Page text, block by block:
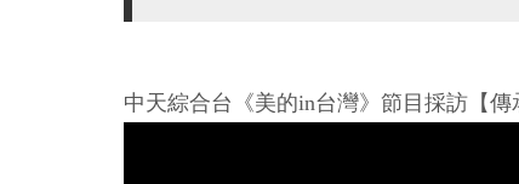
中天綜合台《美的in台灣》節目採訪【